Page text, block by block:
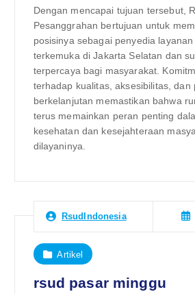
Dengan mencapai tujuan tersebut,
Pesanggrahan bertujuan untuk
posisinya sebagai penyedia
terkemuka di Jakarta Selatan dan
terpercaya bagi masyarakat.
terhadap kualitas, aksesibilitas, dan
berkelanjutan memastikan bahwa
terus memainkan peran penting
kesehatan dan kesejahteraan
dilayaninya.
RsudIndonesia
Artikel
rsud pasar minggu